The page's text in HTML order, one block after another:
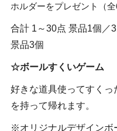
ホルダーをプレゼント（全
合計 1～30点 景品1個／
景品3個
☆ボールすくいゲーム
好きな道具使ってすく
を持って帰れます。
※オリジナルデザインボ